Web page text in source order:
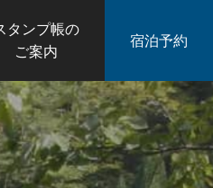
タンプ帳の
ご案内
宿泊予約